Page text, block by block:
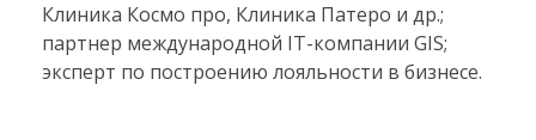
Клиника Космо про, Клиника Патеро и др.;
партнер международной IT-компании GIS;
эксперт по построению лояльности в бизнесе.